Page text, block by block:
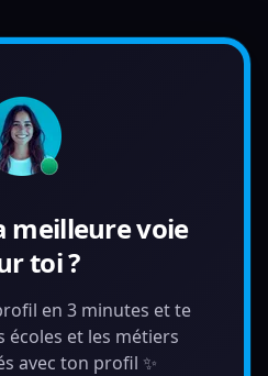
meilleure voie
toi ?
en 3 minutes et te
écoles et les métiers
avec ton profil ✨